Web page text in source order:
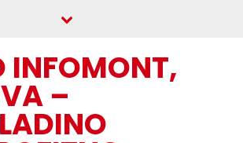
INFOMONT,
–